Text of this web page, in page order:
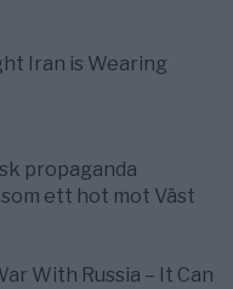
Iran is Wearing
propaganda
ett hot mot Väst
With Russia – It Can